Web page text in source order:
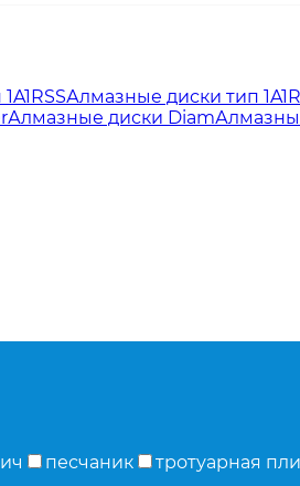
Алмазные диски тип
Алмазные диски Diam
песчаник
тротуарная